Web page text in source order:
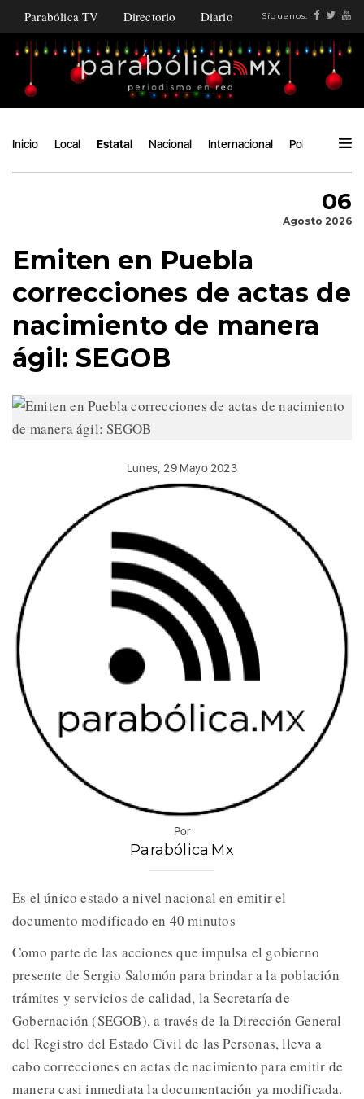
Parabólica TV Directorio Diario Síguenos:
Inicio Local Estatal Nacional Internacional Política
06
Agosto 2026
Emiten en Puebla
correcciones de actas de
nacimiento de manera
ágil: SEGOB
Lunes, 29 Mayo 2023
Por
Parabólica.Mx
Es el único estado a nivel nacional en emitir el
documento modificado en 40 minutos
Como parte de las acciones que impulsa el gobierno
presente de Sergio Salomón para brindar a la población
trámites y servicios de calidad, la Secretaría de
Gobernación (SEGOB), a través de la Dirección General
del Registro del Estado Civil de las Personas, lleva a
cabo correcciones en actas de nacimiento para emitir de
manera casi inmediata la documentación ya modificada.